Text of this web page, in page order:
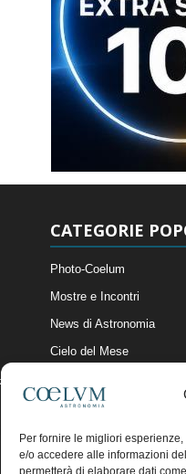
Per fornire le migliori
e/o accedere alle informazioni
permetterà di elaborare dati
CATEGORIE
Photo-Coelum
Mostre e Incontri
News di Astronomia
Cielo del Mese
Articoli e Risorse On-Line
Il Blog della Redazione